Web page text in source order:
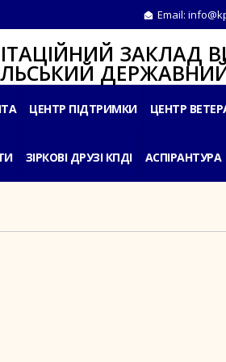
Email:
ЗАКЛАД
ДЕРЖАВНИЙ
ЦЕНТР ПІДТРИМКИ ЦЕНТР
ЗІРКОВІ ДРУЗІ КПДІ АСПІРАНТУРА